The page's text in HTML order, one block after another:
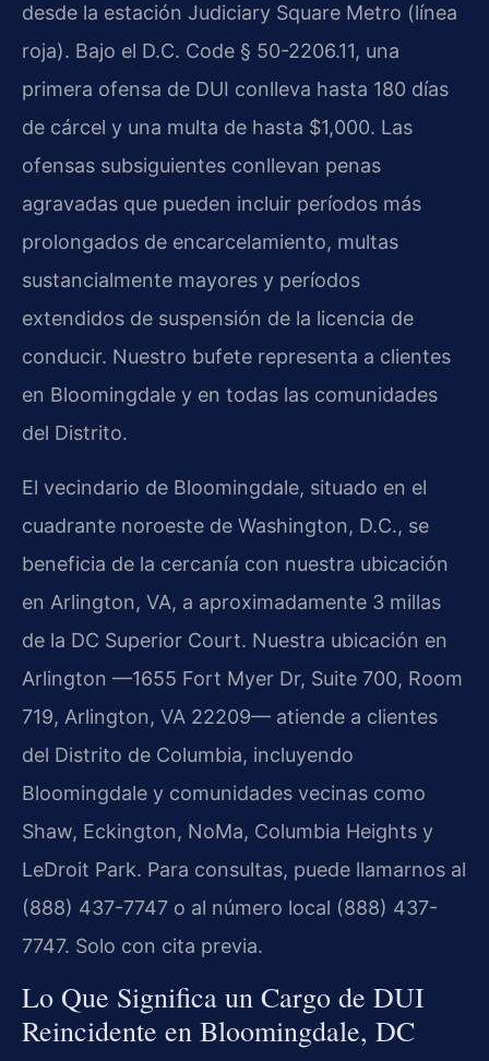
desde la estación Judiciary Square Metro (línea
roja). Bajo el D.C. Code § 50-2206.11, una
primera ofensa de DUI conlleva hasta 180 días
de cárcel y una multa de hasta $1,000. Las
ofensas subsiguientes conllevan penas
agravadas que pueden incluir períodos más
prolongados de encarcelamiento, multas
sustancialmente mayores y períodos
extendidos de suspensión de la licencia de
conducir. Nuestro bufete representa a clientes
en Bloomingdale y en todas las comunidades
del Distrito.
El vecindario de Bloomingdale, situado en el
cuadrante noroeste de Washington, D.C., se
beneficia de la cercanía con nuestra ubicación
en Arlington, VA, a aproximadamente 3 millas
de la DC Superior Court. Nuestra ubicación en
Arlington —1655 Fort Myer Dr, Suite 700, Room
719, Arlington, VA 22209— atiende a clientes
del Distrito de Columbia, incluyendo
Bloomingdale y comunidades vecinas como
Shaw, Eckington, NoMa, Columbia Heights y
LeDroit Park. Para consultas, puede llamarnos al
(888) 437-7747 o al número local (888) 437-
7747. Solo con cita previa.
Lo Que Significa un Cargo de DUI
Reincidente en Bloomingdale, DC